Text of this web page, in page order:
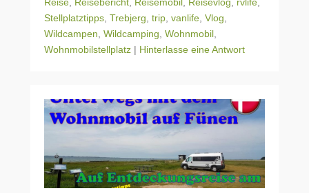
Reise, Reisebericht, Reisemobil, Reisevlog, rvlife,
Stellplatztipps, Trebjerg, trip, vanlife, Vlog,
Wildcampen, Wildcamping, Wohnmobil,
Wohnmobilstellplatz | Hinterlasse eine Antwort